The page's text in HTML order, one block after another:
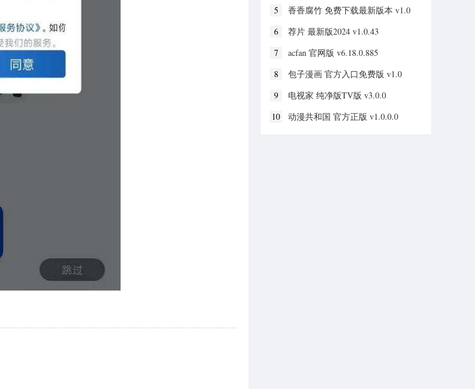
5
香香腐竹 免费下载最新版本 v1.0
6
荐片 最新版2024 v1.0.43
7
acfan 官网版 v6.18.0.885
8
包子漫画 官方入口免费版 v1.0
9
电视家 纯净版TV版 v3.0.0
10
动漫共和国 官方正版 v1.0.0.0